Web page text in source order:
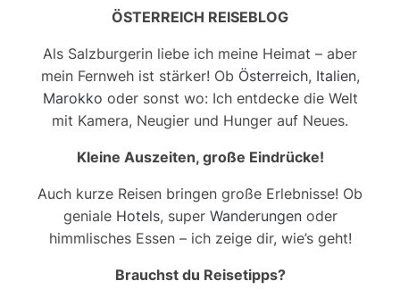
ÖSTERREICH REISEBLOG
Als Salzburgerin liebe ich meine Heimat – aber
mein Fernweh ist stärker! Ob Österreich, Italien,
Marokko oder sonst wo: Ich entdecke die Welt
mit Kamera, Neugier und Hunger auf Neues.
Kleine Auszeiten, große Eindrücke!
Auch kurze Reisen bringen große Erlebnisse! Ob
geniale Hotels, super Wanderungenoder
himmlisches Essen – ich zeige dir, wie’s geht!
Brauchst du Reisetipps?